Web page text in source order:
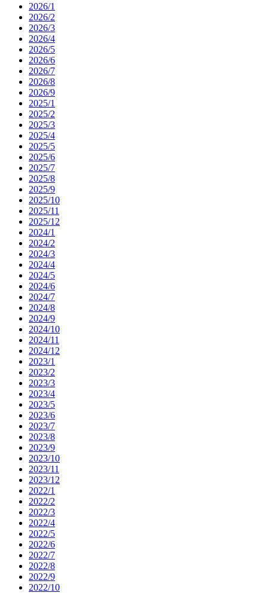
2026/1
2026/2
2026/3
2026/4
2026/5
2026/6
2026/7
2026/8
2026/9
2025/1
2025/2
2025/3
2025/4
2025/5
2025/6
2025/7
2025/8
2025/9
2025/10
2025/11
2025/12
2024/1
2024/2
2024/3
2024/4
2024/5
2024/6
2024/7
2024/8
2024/9
2024/10
2024/11
2024/12
2023/1
2023/2
2023/3
2023/4
2023/5
2023/6
2023/7
2023/8
2023/9
2023/10
2023/11
2023/12
2022/1
2022/2
2022/3
2022/4
2022/5
2022/6
2022/7
2022/8
2022/9
2022/10